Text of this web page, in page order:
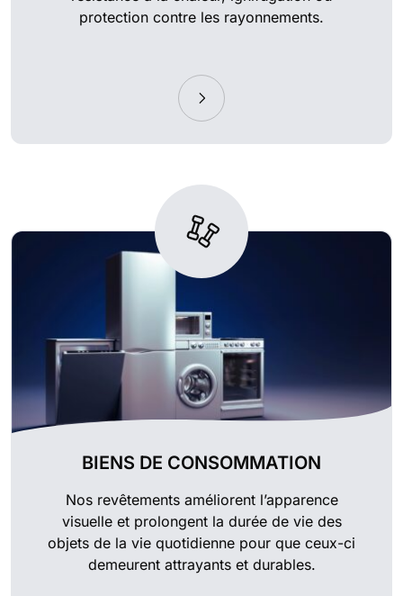
protection contre les rayonnements.
BIENS DE CONSOMMATION
Nos revêtements améliorent l’apparence
visuelle et prolongent la durée de vie des
objets de la vie quotidienne pour que ceux-ci
demeurent attrayants et durables.